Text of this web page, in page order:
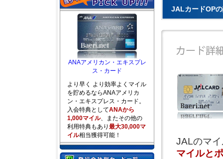
JALカードOP
JALのマ
マイルと
ANAアメリカン・エキスプレ
ス・カード
より早く より効率よくマイル
を貯めるならANAアメリカ
ン・エキスプレス・カード。
入会特典としてANAから
1,000マイル、またその他の
利用特典もあり 最大30,000マ
イル相当獲得可能！